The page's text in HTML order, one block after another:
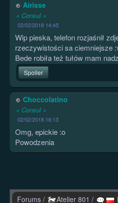
Airisse
« Consul »
02/02/2018 14:45
Wip pieska, telefon rozjaśnił
rzeczywistości sa ciemniejsze
Bede robiła też tułów mam
Spoiler
Choccolatino
« Consul »
02/02/2018 16:13
Omg, epickie :o
Powodzenia
Forums / Atelier 801 /